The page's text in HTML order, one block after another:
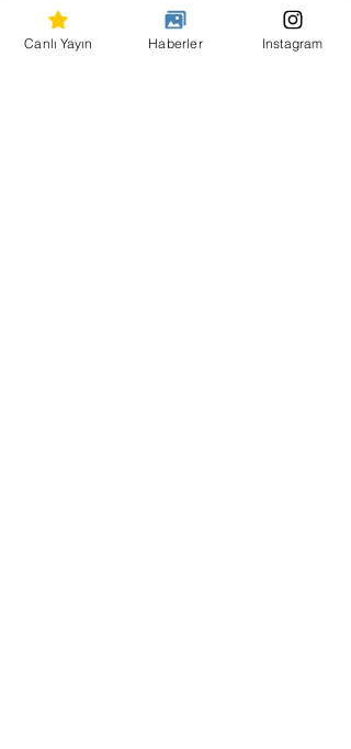
Canlı Yayın Haberler Instagram